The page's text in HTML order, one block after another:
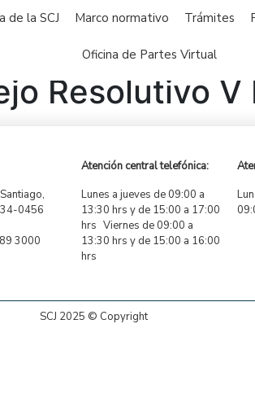
de la SCJ Marco normativo Trámites
Oficina de Partes Virtual
Resolutivo V
0456
3000
Atención central telefónica:
Lunes a jueves de 09:00 a
13:30 hrs y de 15:00 a 17:00
hrs Viernes de 09:00 a
13:30 hrs y de 15:00 a 16:00
hrs
SCJ 2025 © Copyright